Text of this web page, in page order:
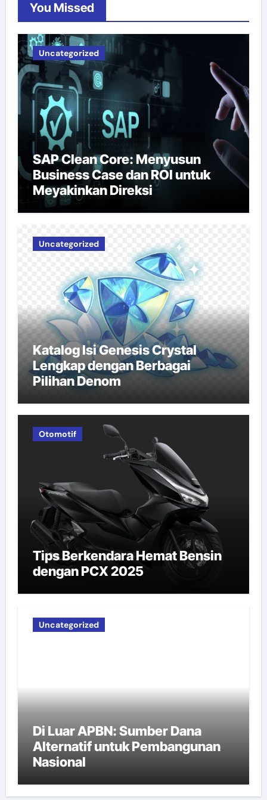
You Missed
Uncategorized
SAP Clean Core: Menyusun
Business Case dan ROI untuk
Meyakinkan Direksi
Uncategorized
Katalog Isi Genesis Crystal
Lengkap dengan Berbagai
Pilihan Denom
Otomotif
Tips Berkendara Hemat Bensin
dengan PCX 2025
Uncategorized
Di Luar APBN: Sumber Dana
Alternatif untuk Pembangunan
Nasional